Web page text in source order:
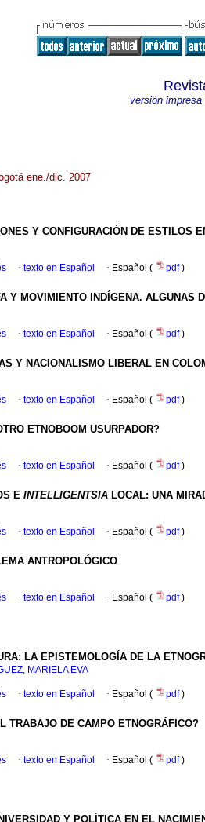
versión impresa
ene./dic. 2007
Y CONFIGURACIÓN DE ESTILOS
· texto en Español · Español ( pdf)
Y MOVIMIENTO INDÍGENA.
· texto en Español · Español ( pdf)
Y NACIONALISMO LIBERAL EN
· texto en Español · Español ( pdf)
ETNOBOOM USURPADOR?
· texto en Español · Español ( pdf)
E INTELLIGENTSIA LOCAL: UNA
· texto en Español · Español ( pdf)
ANTROPOLÓGICO
· texto en Español · Español ( pdf)
: LA EPISTEMOLOGÍA DE LA
MARIELA EVA
· texto en Español · Español ( pdf)
TRABAJO DE CAMPO ETNOGRÁFICO?
· texto en Español · Español ( pdf)
Y POLÍTICA EN EL